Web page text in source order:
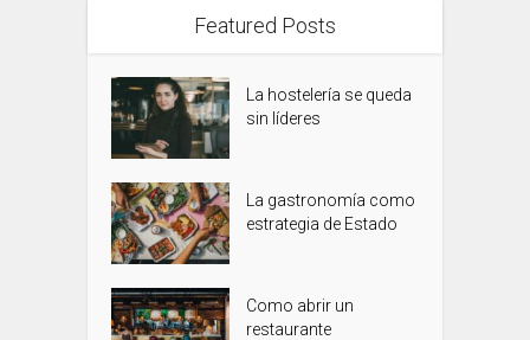
Featured Posts
La hostelería se queda
sin líderes
La gastronomía como
estrategia de Estado
Como abrir un
restaurante